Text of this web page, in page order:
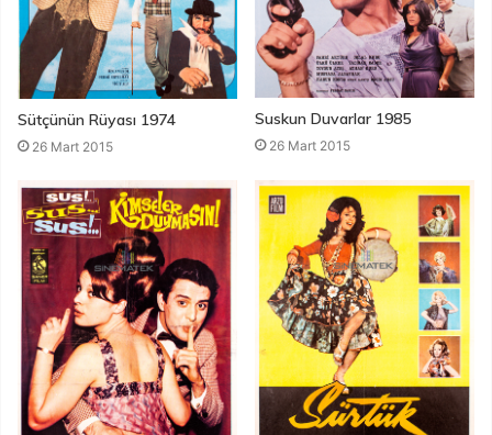
Sütçünün Rüyası 1974
26 Mart 2015
Suskun Duvarlar 1985
26 Mart 2015